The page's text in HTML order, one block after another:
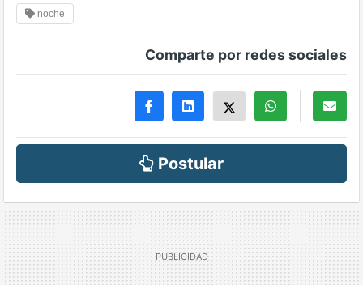
noche
Comparte por redes sociales
Postular